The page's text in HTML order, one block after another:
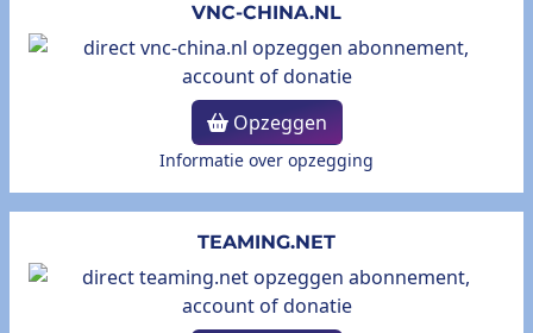
VNC-CHINA.NL
Opzeggen
Informatie over opzegging
TEAMING.NET